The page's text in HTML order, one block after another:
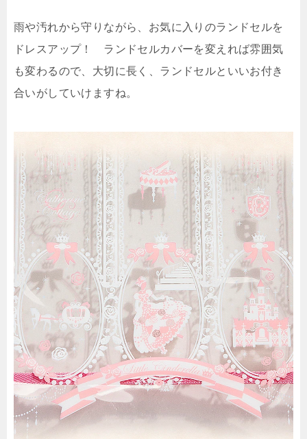
雨や汚れから守りながら、お気に入りのランドセルを
ドレスアップ！ ランドセルカバーを変えれば雰囲気
も変わるので、大切に長く、ランドセルといいお付き
合いがしていけますね。